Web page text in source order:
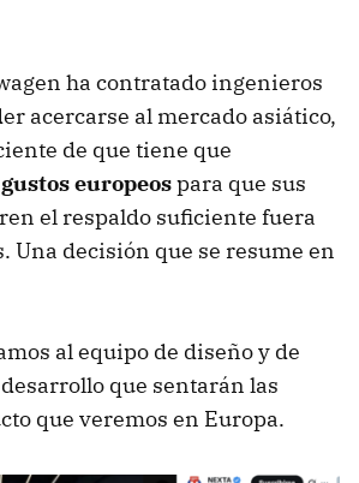
ha contratado ingenieros
acercarse al mercado asiático,
de que tiene que
europeospara que sus
el respaldo suficiente fuera
Una decisión que se resume en
al equipo de diseño y de
que sentarán las
que veremos en Europa.